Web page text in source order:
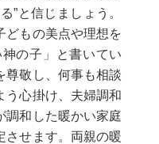
”と信じましょう。
どもの美点や理想を
の子」と書いてい
尊敬し、何事も相談
う心掛け、夫婦調和
調和した暖かい家庭
させます。両親の暖